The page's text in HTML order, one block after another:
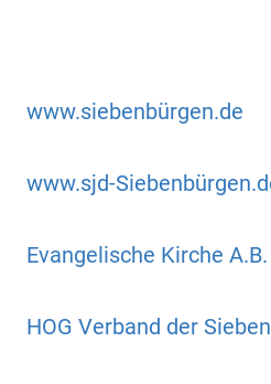
www.siebenbürgen.de
www.sjd-
Evangelische Kirche
HOG Verband der